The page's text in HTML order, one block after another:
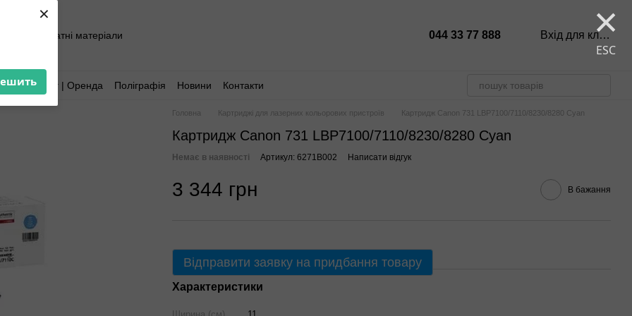
× ×
ESC
та витратні матеріали 044 33 77 888 Вхід для клієнтів
Аутсорсинг | Оренда Поліграфія Новини Контакти
Головна Картриджі для лазерних кольорових пристроїв Картридж Canon 731 LBP7100/7110/8230/8280 Cyan
Картридж Canon 731 LBP7100/7110/8230/8280 Cyan
Немає в наявності Артикул: 6271B002 Написати відгук
3 344 грн В бажання
Відправити заявку на придбання товару
Характеристики